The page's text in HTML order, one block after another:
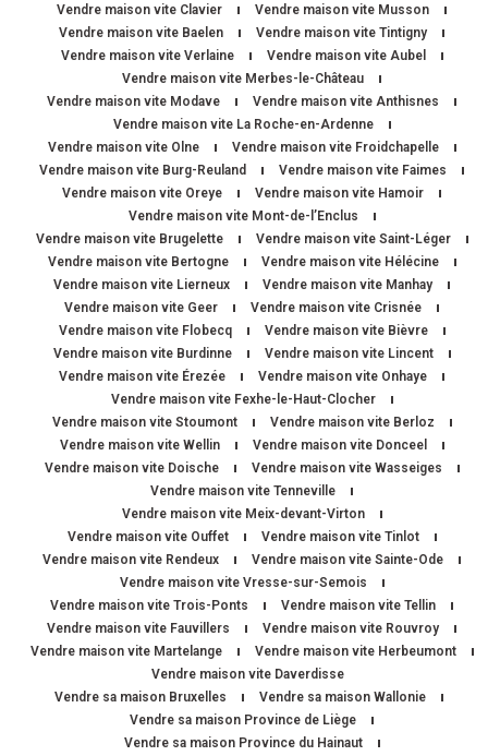
Vendre maison vite Clavier
Vendre maison vite Musson
Vendre maison vite Baelen
Vendre maison vite Tintigny
Vendre maison vite Verlaine
Vendre maison vite Aubel
Vendre maison vite Merbes-le-Château
Vendre maison vite Modave
Vendre maison vite Anthisnes
Vendre maison vite La Roche-en-Ardenne
Vendre maison vite Olne
Vendre maison vite Froidchapelle
Vendre maison vite Burg-Reuland
Vendre maison vite Faimes
Vendre maison vite Oreye
Vendre maison vite Hamoir
Vendre maison vite Mont-de-l’Enclus
Vendre maison vite Brugelette
Vendre maison vite Saint-Léger
Vendre maison vite Bertogne
Vendre maison vite Hélécine
Vendre maison vite Lierneux
Vendre maison vite Manhay
Vendre maison vite Geer
Vendre maison vite Crisnée
Vendre maison vite Flobecq
Vendre maison vite Bièvre
Vendre maison vite Burdinne
Vendre maison vite Lincent
Vendre maison vite Érezée
Vendre maison vite Onhaye
Vendre maison vite Fexhe-le-Haut-Clocher
Vendre maison vite Stoumont
Vendre maison vite Berloz
Vendre maison vite Wellin
Vendre maison vite Donceel
Vendre maison vite Doische
Vendre maison vite Wasseiges
Vendre maison vite Tenneville
Vendre maison vite Meix-devant-Virton
Vendre maison vite Ouffet
Vendre maison vite Tinlot
Vendre maison vite Rendeux
Vendre maison vite Sainte-Ode
Vendre maison vite Vresse-sur-Semois
Vendre maison vite Trois-Ponts
Vendre maison vite Tellin
Vendre maison vite Fauvillers
Vendre maison vite Rouvroy
Vendre maison vite Martelange
Vendre maison vite Herbeumont
Vendre maison vite Daverdisse
Vendre sa maison Bruxelles
Vendre sa maison Wallonie
Vendre sa maison Province de Liège
Vendre sa maison Province du Hainaut